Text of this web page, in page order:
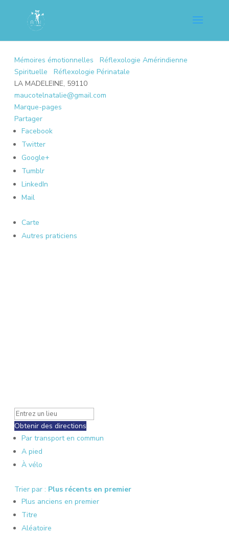
Mémoires émotionnelles
Réflexologie Amérindienne
Spirituelle
Réflexologie Périnatale
LA MADELEINE, 59110
maucotelnatalie@gmail.com
Marque-pages
Partager
Facebook
Twitter
Google+
Tumblr
LinkedIn
Mail
Carte
Autres praticiens
Obtenir des directions
Par transport en commun
A pied
À vélo
Trier par : Plus récents en premier
Plus anciens en premier
Titre
Aléatoire